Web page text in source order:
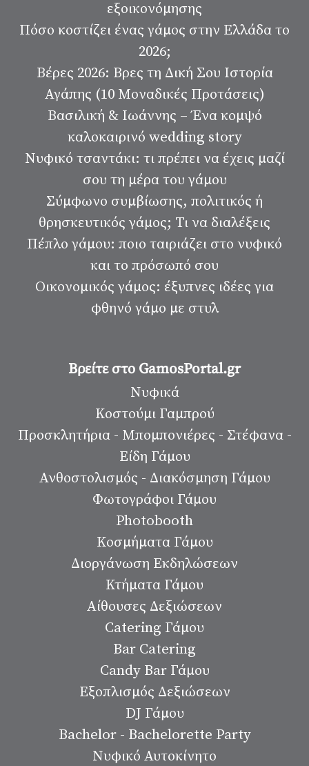
εξοικονόμησης
Πόσο κοστίζει ένας γάμος στην Ελλάδα το
2026;
Βέρες 2026: Βρες τη Δική Σου Ιστορία
Αγάπης (10 Μοναδικές Προτάσεις)
Βασιλική & Ιωάννης – Ένα κομψό
καλοκαιρινό wedding story
Νυφικό τσαντάκι: τι πρέπει να έχεις μαζί
σου τη μέρα του γάμου
Σύμφωνο συμβίωσης, πολιτικός ή
θρησκευτικός γάμος; Τι να διαλέξεις
Πέπλο γάμου: ποιο ταιριάζει στο νυφικό
και το πρόσωπό σου
Οικονομικός γάμος: έξυπνες ιδέες για
φθηνό γάμο με στυλ
Βρείτε στο GamosPortal.gr
Νυφικά
Κοστούμι Γαμπρού
Προσκλητήρια - Μπομπονιέρες - Στέφανα -
Είδη Γάμου
Ανθοστολισμός - Διακόσμηση Γάμου
Φωτογράφοι Γάμου
Photobooth
Κοσμήματα Γάμου
Διοργάνωση Εκδηλώσεων
Κτήματα Γάμου
Αίθουσες Δεξιώσεων
Catering Γάμου
Bar Catering
Candy Bar Γάμου
Εξοπλισμός Δεξιώσεων
DJ Γάμου
Bachelor - Bachelorette Party
Νυφικό Αυτοκίνητο